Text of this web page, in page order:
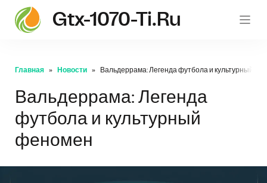
Gtx-1070-Ti.ru
Главная Новости Вальдеррама: Легенда футбола и культурный
Вальдеррама: Легенда
футбола и культурный
феномен